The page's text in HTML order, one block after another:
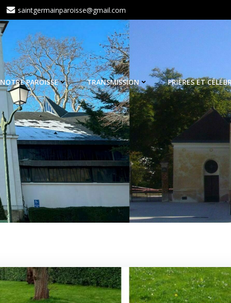
saintgermainparoisse@gmail.com
NOTRE PAROISSE TRANSMISSION PRIÈRES ET